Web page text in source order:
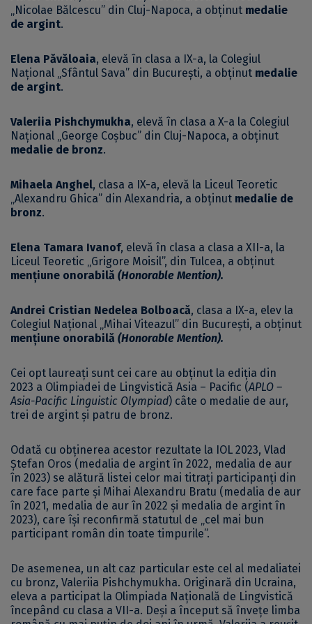
„Nicolae Bălcescu” din Cluj-Napoca, a obținut medalie
de argint.
Elena Păvăloaia, elevă în clasa a IX-a, la Colegiul
Național „Sfântul Sava” din București, a obținut medalie
de argint.
Valeriia Pishchymukha, elevă în clasa a X-a la Colegiul
Național „George Coșbuc” din Cluj-Napoca, a obținut
medalie de bronz.
Mihaela Anghel, clasa a IX-a, elevă la Liceul Teoretic
„Alexandru Ghica” din Alexandria, a obținut medalie de
bronz.
Elena Tamara Ivanof, elevă în clasa a clasa a XII-a, la
Liceul Teoretic „Grigore Moisil”, din Tulcea, a obținut
mențiune onorabilă (Honorable Mention).
Andrei Cristian Nedelea Bolboacă, clasa a IX-a, elev la
Colegiul Național „Mihai Viteazul” din București, a obținut
mențiune onorabilă (Honorable Mention).
Cei opt laureați sunt cei care au obținut la ediția din
2023 a Olimpiadei de Lingvistică Asia – Pacific (APLO –
Asia-Pacific Linguistic Olympiad) câte o medalie de aur,
trei de argint și patru de bronz.
Odată cu obținerea acestor rezultate la IOL 2023, Vlad
Ștefan Oros (medalia de argint în 2022, medalia de aur
în 2023) se alătură listei celor mai titrați participanți din
care face parte și Mihai Alexandru Bratu (medalia de aur
în 2021, medalia de aur în 2022 și medalia de argint în
2023), care își reconfirmă statutul de „cel mai bun
participant român din toate timpurile”.
De asemenea, un alt caz particular este cel al medaliatei
cu bronz, Valeriia Pishchymukha. Originară din Ucraina,
eleva a participat la Olimpiada Națională de Lingvistică
începând cu clasa a VII-a. Deși a început să învețe limba